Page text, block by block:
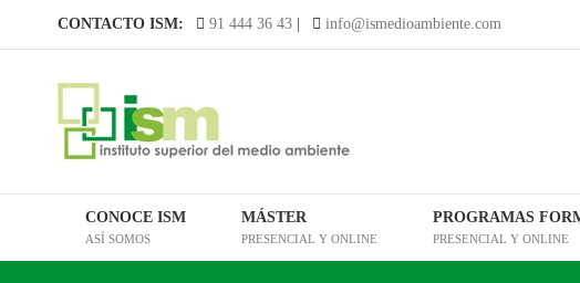
CONTACTO ISM: 91 444 36 43 info@ismedioambiente.com
CONOCE ISM
ASÍ SOMOS
MÁSTER
PRESENCIAL Y ONLINE
PROGRAMAS
PRESENCIAL Y ONLINE